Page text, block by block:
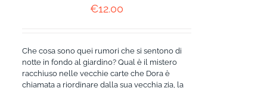
€12.00
Che cosa sono quei rumori che si sentono di
notte in fondo al giardino? Qual è il mistero
racchiuso nelle vecchie carte che Dora è
chiamata a riordinare dalla sua vecchia zia, la